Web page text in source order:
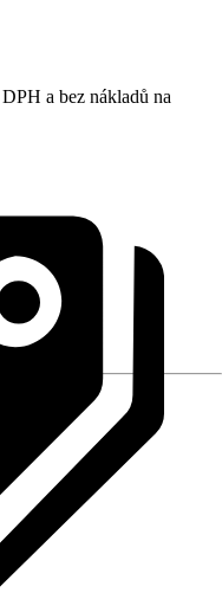
a bez nákladů na